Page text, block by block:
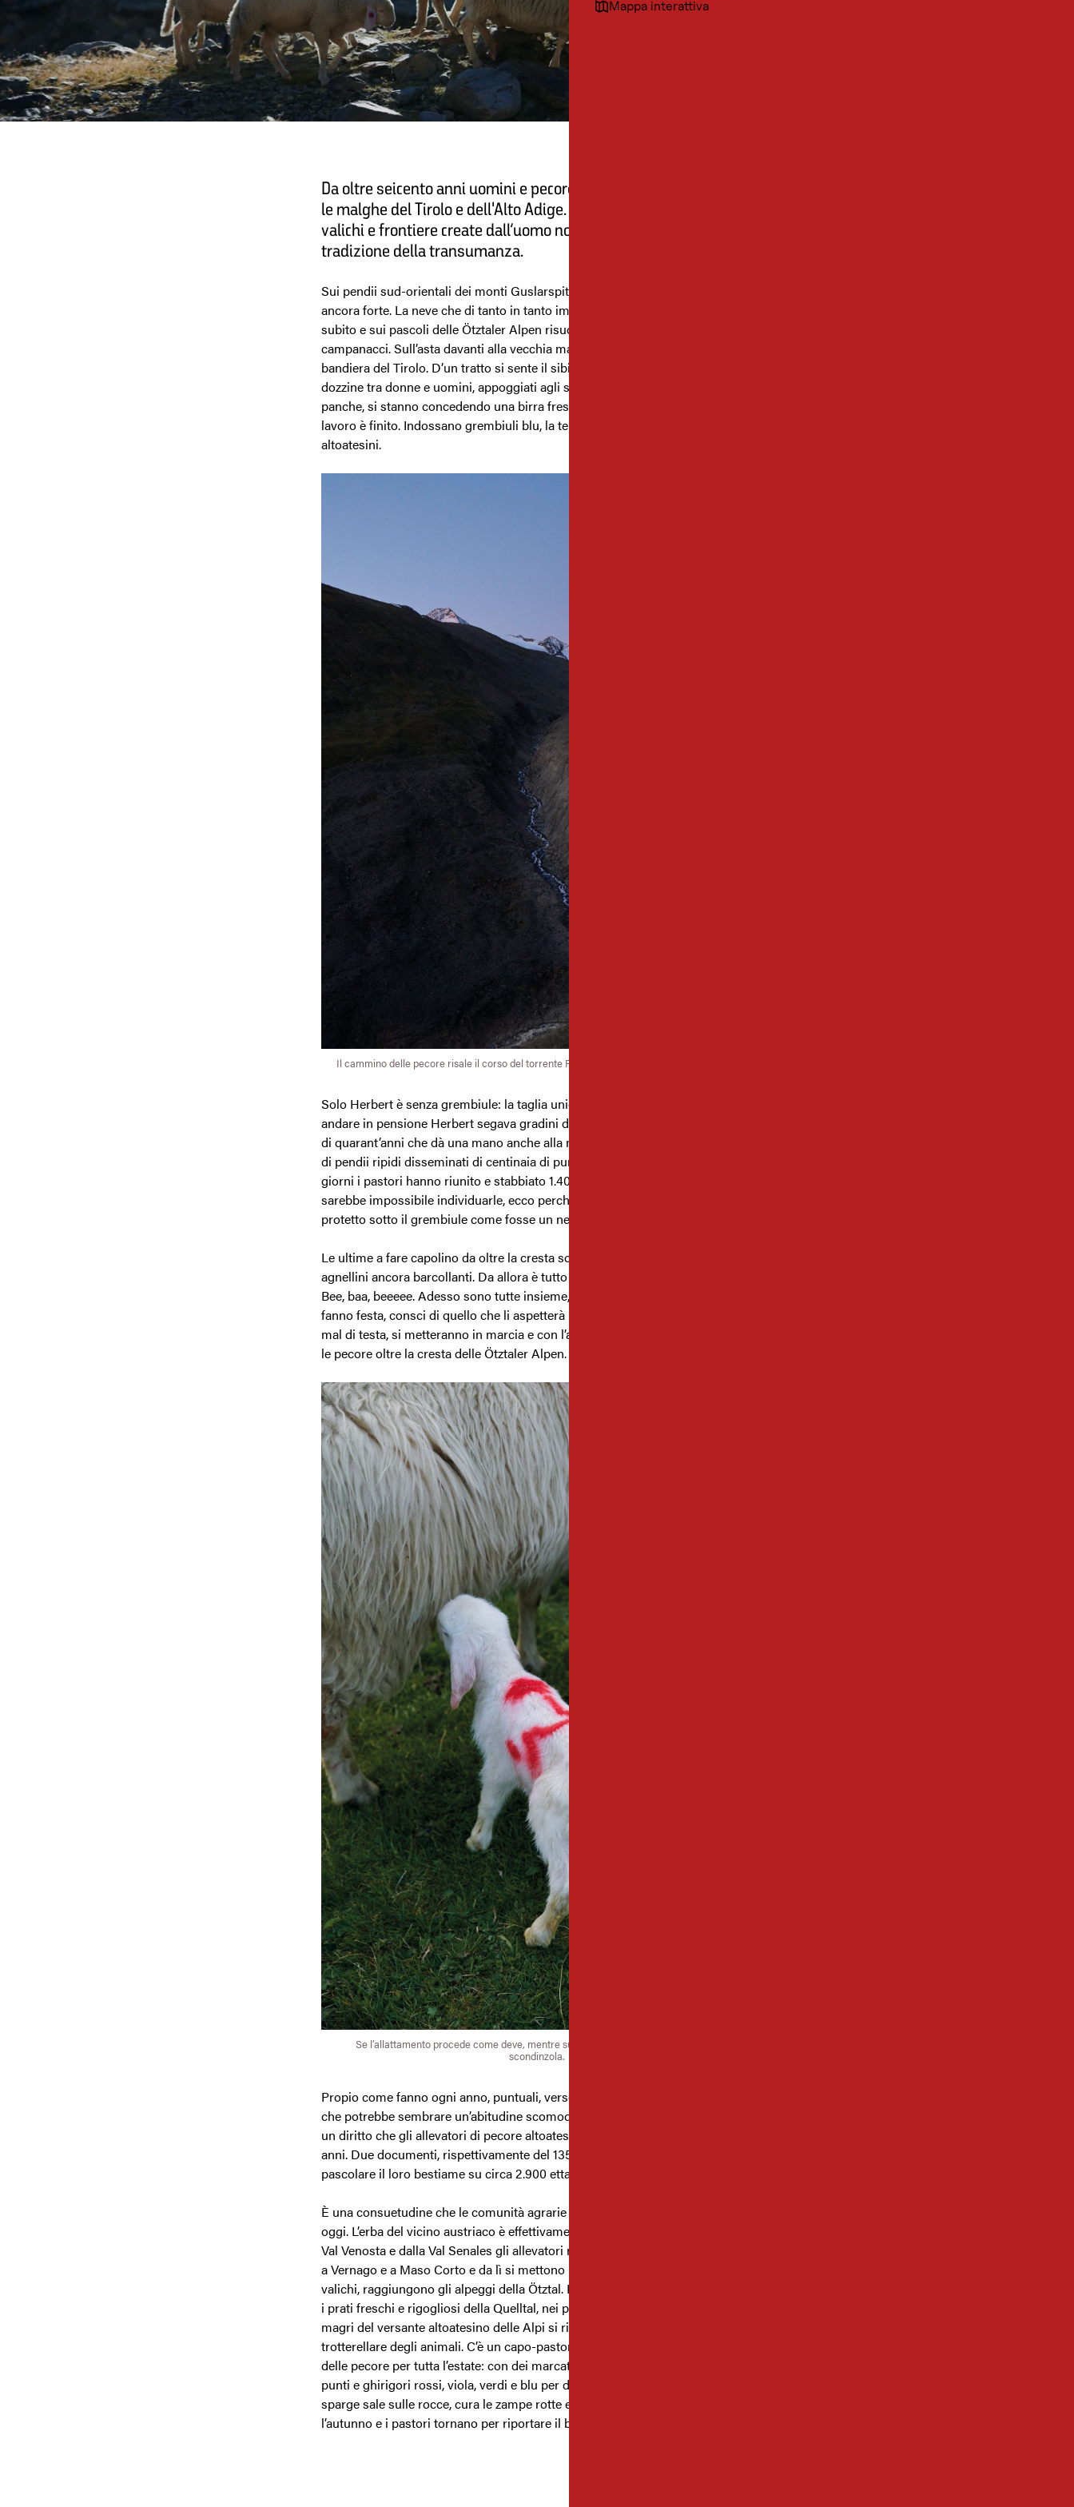
Mappa interattiva
Da oltre seicento anni uomini e pecore si spostano tra i pascoli e
le malghe del Tirolo e dell'Alto Adige. Cime da 3.000 metri, ripidi
valichi e frontiere create dall’uomo non sono d’ostacolo alla
tradizione della transumanza.
Sui pendii sud-orientali dei monti Guslarspitzen il sole d’autunno è basso ma
ancora forte. La neve che di tanto in tanto imbianca la Rofental si scioglie
subito e sui pascoli delle Ötztaler Alpen risuona ancora il tintinnio dei
campanacci. Sull’asta davanti alla vecchia malga sul Rofenberg sventola la
bandiera del Tirolo. D’un tratto si sente il sibilo di lattine che si aprono. Due
dozzine tra donne e uomini, appoggiati agli steccati di legno o seduti sulle
panche, si stanno concedendo una birra fresca, per intenditori. Per oggi il
lavoro è finito. Indossano grembiuli blu, la tenuta da lavoro tipica degli
altoatesini.
Il cammino delle pecore risale il corso del torrente Rofenache fino al valico dell’Hochjoch.
Solo Herbert è senza grembiule: la taglia unica gli sta troppo stretta. Prima di
andare in pensione Herbert segava gradini di marmo e steatite, ma sono più
di quarant’anni che dà una mano anche alla malga Rofenbergeralm: 700 ettari
di pendii ripidi disseminati di centinaia di puntini bianchi: negli ultimi tre
giorni i pastori hanno riunito e stabbiato 1.400 pecore. Senza binocolo
sarebbe impossibile individuarle, ecco perché tutti ne portano uno sul petto,
protetto sotto il grembiule come fosse un neonato.
Le ultime a fare capolino da oltre la cresta sono le madri pecore con i loro
agnellini ancora barcollanti. Da allora è tutto un riecheggiare di versi e belati.
Bee, baa, beeeee. Adesso sono tutte insieme, le pecore. La sera i pastori
fanno festa, consci di quello che li aspetterà l’indomani: all’alba, con o senza
mal di testa, si metteranno in marcia e con l’aiuto di qualche cane guideranno
le pecore oltre la cresta delle Ötztaler Alpen.
Se l’allattamento procede come deve, mentre succhia dalla mammella l’agnellino
scondinzola.
Propio come fanno ogni anno, puntuali, verso la metà di settembre. Quello
che potrebbe sembrare un’abitudine scomoda si chiama transumanza ed è
un diritto che gli allevatori di pecore altoatesini detengono da oltre seicento
anni. Due documenti, rispettivamente del 1357 e del 1415, li autorizza a far
pascolare il loro bestiame su circa 2.900 ettari tra la Rofental e la Niedertal.
È una consuetudine che le comunità agrarie altoatesine portano avanti ancor
oggi. L’erba del vicino austriaco è effettivamente più verde. Ogni giugno dalla
Val Venosta e dalla Val Senales gli allevatori riuniscono le loro pecore e capre
a Vernago e a Maso Corto e da lì si mettono in cammino. Oltrepassati due
valichi, raggiungono gli alpeggi della Ötztal. Per tre mesi le pecore si godono
i prati freschi e rigogliosi della Quelltal, nei pressi di Vent, mentre i pascoli
magri del versante altoatesino delle Alpi si riprendono dal brucare e
trotterellare degli animali. C’è un capo-pastore soltanto che si occupa da solo
delle pecore per tutta l’estate: con dei marcatori colorati le contrassegna con
punti e ghirigori rossi, viola, verdi e blu per distinguerne il proprietario,
sparge sale sulle rocce, cura le zampe rotte e le libera dai parassiti. Poi arriva
l’autunno e i pastori tornano per riportare il bestiame a casa.